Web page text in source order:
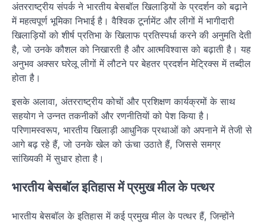
अंतरराष्ट्रीय संपर्क ने भारतीय बेसबॉल खिलाड़ियों के प्रदर्शन को बढ़ाने
में महत्वपूर्ण भूमिका निभाई है। वैश्विक टूर्नामेंट और लीगों में भागीदारी
खिलाड़ियों को शीर्ष प्रतिभा के खिलाफ प्रतिस्पर्धा करने की अनुमति देती
है, जो उनके कौशल को निखारती है और आत्मविश्वास को बढ़ाती है। यह
अनुभव अक्सर घरेलू लीगों में लौटने पर बेहतर प्रदर्शन मेट्रिक्स में तब्दील
होता है।
इसके अलावा, अंतरराष्ट्रीय कोचों और प्रशिक्षण कार्यक्रमों के साथ
सहयोग ने उन्नत तकनीकों और रणनीतियों को पेश किया है।
परिणामस्वरूप, भारतीय खिलाड़ी आधुनिक प्रथाओं को अपनाने में तेजी से
आगे बढ़ रहे हैं, जो उनके खेल को ऊंचा उठाते हैं, जिससे समग्र
सांख्यिकी में सुधार होता है।
भारतीय बेसबॉल इतिहास में प्रमुख मील के पत्थर
भारतीय बेसबॉल के इतिहास में कई प्रमुख मील के पत्थर हैं, जिन्होंने